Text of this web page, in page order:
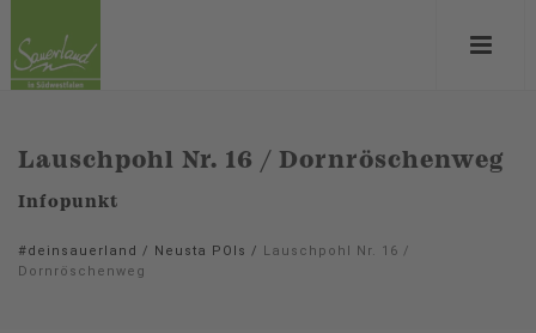
Lauschpohl Nr. 16 / Dornröschenweg
Infopunkt
#deinsauerland / Neusta POIs / Lauschpohl Nr. 16 /
Dornröschenweg